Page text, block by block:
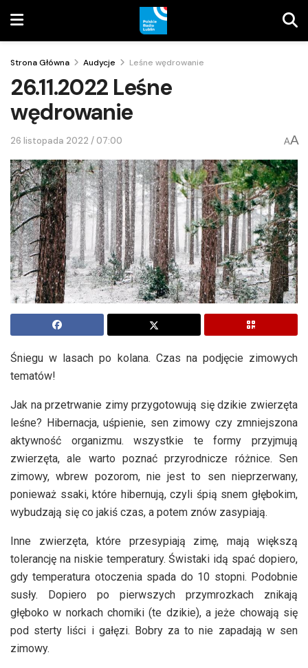
Strona Główna Audycje Leśne wędrowanie
26.11.2022 Leśne
wędrowanie
26 listopada 2022 / 07:00 AA
Śniegu w lasach po kolana. Czas na podjęcie zimowych
tematów!
Jak na przetrwanie zimy przygotowują się dzikie zwierzęta
leśne? Hibernacja, uśpienie, sen zimowy czy zmniejszona
aktywność organizmu. wszystkie te formy przyjmują
zwierzęta, ale warto poznać przyrodnicze różnice. Sen
zimowy, wbrew pozorom, nie jest to sen nieprzerwany,
ponieważ ssaki, które hibernują, czyli śpią snem głębokim,
wybudzają się co jakiś czas, a potem znów zasypiają.
Inne zwierzęta, które przesypiają zimę, mają większą
tolerancję na niskie temperatury. Świstaki idą spać dopiero,
gdy temperatura otoczenia spada do 10 stopni. Podobnie
susły. Dopiero po pierwszych przymrozkach znikają
głęboko w norkach chomiki (te dzikie), a jeże chowają się
pod sterty liści i gałęzi. Bobry za to nie zapadają w sen
zimowy.